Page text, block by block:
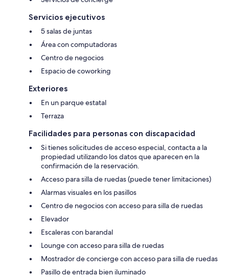
Servicios ejecutivos
5 salas de juntas
Área con computadoras
Centro de negocios
Espacio de coworking
Exteriores
En un parque estatal
Terraza
Facilidades para personas con discapacidad
Si tienes solicitudes de acceso especial, contacta a la
propiedad utilizando los datos que aparecen en la
confirmación de la reservación.
Acceso para silla de ruedas (puede tener limitaciones)
Alarmas visuales en los pasillos
Centro de negocios con acceso para silla de ruedas
Elevador
Escaleras con barandal
Lounge con acceso para silla de ruedas
Mostrador de concierge con acceso para silla de ruedas
Pasillo de entrada bien iluminado